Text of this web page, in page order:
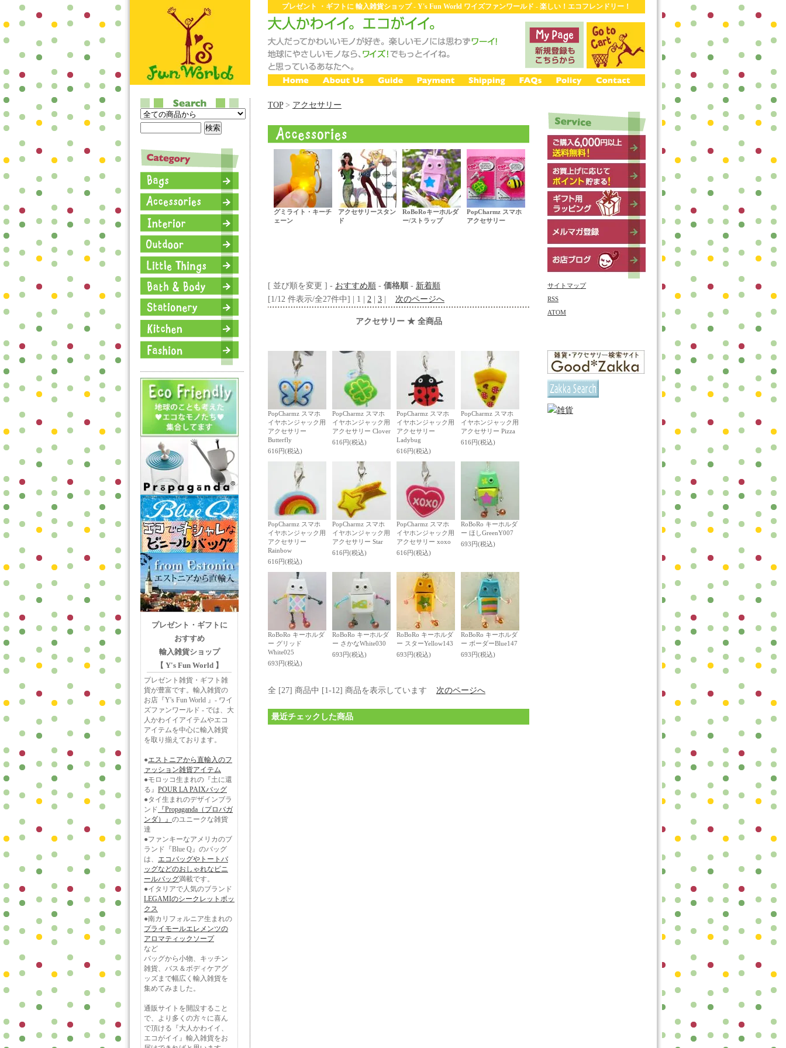
プレゼント ・ギフトに 輸入雑貨ショップ - Y's Fun World ワイズファンワールド - 楽しい！エコフレンドリー！
TOP> アクセサリー
グミライト・キーチ
ェーン
アクセサリースタン
ド
RoBoRoキーホルダ
ー/ストラップ
PopCharmz スマホ
アクセサリー
[ 並び順を変更 ] - おすすめ順 - 価格順 - 新着順
[1/12 件表示/全27件中] | 1 | 2 | 3 | 次のページへ
アクセサリー ★ 全商品
PopCharmz スマホ
イヤホンジャック用
アクセサリー
Butterfly
616円(税込)
PopCharmz スマホ
イヤホンジャック用
アクセサリー Clover
616円(税込)
PopCharmz スマホ
イヤホンジャック用
アクセサリー
Ladybug
616円(税込)
PopCharmz スマホ
イヤホンジャック用
アクセサリー Pizza
616円(税込)
PopCharmz スマホ
イヤホンジャック用
アクセサリー
Rainbow
616円(税込)
PopCharmz スマホ
イヤホンジャック用
アクセサリー Star
616円(税込)
PopCharmz スマホ
イヤホンジャック用
アクセサリー xoxo
616円(税込)
RoBoRo キーホルダ
ー ほしGreenY007
693円(税込)
RoBoRo キーホルダ
ー グリッド
White025
693円(税込)
RoBoRo キーホルダ
ー さかなWhite030
693円(税込)
RoBoRo キーホルダ
ー スターYellow143
693円(税込)
RoBoRo キーホルダ
ー ボーダーBlue147
693円(税込)
全 [27] 商品中 [1-12] 商品を表示しています 次のページへ
最近チェックした商品
プレゼント・ギフトに
おすすめ
輸入雑貨ショップ
【 Y's Fun World 】
プレゼント雑貨・ギフト雑
貨が豊富です。輸入雑貨の
お店『Y's Fun World 』- ワイ
ズファンワールド - では、大
人かわイイアイテムやエコ
アイテムを中心に輸入雑貨
を取り揃えております。
●エストニアから直輸入のフ
ァッション雑貨アイテム
●モロッコ生まれの『土に還
る』 POUR LA PAIXバッグ
●タイ生まれのデザインブラ
ンド 『Propaganda（プロバガ
ンダ）』 のユニークな雑貨
達
●ファンキーなアメリカのブ
ランド『Blue Q』のバッグ
は、 エコバッグやトートバ
ッグなどのおしゃれなビニ
ールバッグ満載です。
●イタリアで人気のブランド
LEGAMIのシークレットボッ
クス
●南カリフォルニア生まれの
プライモールエレメンツの
アロマティックソープ
など
バッグから小物、キッチン
雑貨、バス＆ボディケアグ
ッズまで幅広く輸入雑貨を
集めてみました。
通販サイトを開設すること
で、より多くの方々に喜ん
で頂ける『大人かわイイ、
エコがイイ』輸入雑貨をお
サイトマップ
RSS
ATOM